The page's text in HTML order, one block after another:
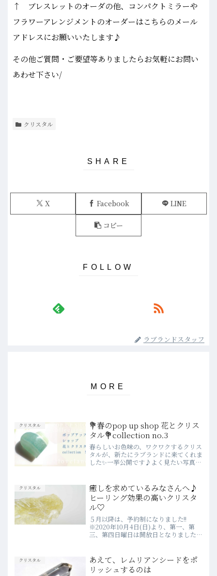
↑ ブレスレットのオーダの他、コンパクトミラーや
フラワーアレンジメントのオーダーはこちらのメール
アドレスにお願いいたします♪
その他ご質問・ご要望等ありましたらお気軽にお問い
あわせ下さい/
クリスタル
X Facebook LINE
コピー
ラブランドスタッフ
クリスタル
💐春のpop up shop 花とクリス
タル💐collection no.3
春らしいお色味の、ワクワクするクリス
タルが、新たにラブランドに来てくれま
した✨一挙公開です♪よく見たい写真
い♬ポップアップcollection 花とクリ
スタル💐新入荷ク...
クリスタル
癒しを求めているみなさんへ♪
ヒーリング効果の高いクリスタ
ル♡
５月以降は、予約制になりました!!
※2020年10月4日(日)より、第一、第
三、第四日曜日は開放日となりました。
ください♪💗2020年４月より
WEBSHOPがOPEN...
クリスタル
あえて、レムリアンシードをポ
リッシュするのは